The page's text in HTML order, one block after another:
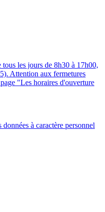
les jours de 8h30 à 17h00,
Attention aux fermetures
"Les horaires d'ouverture
à caractère personnel